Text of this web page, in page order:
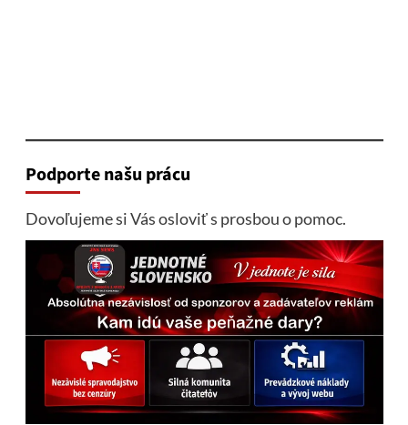
Podporte našu prácu
Dovoľujeme si Vás osloviť s prosbou o pomoc.